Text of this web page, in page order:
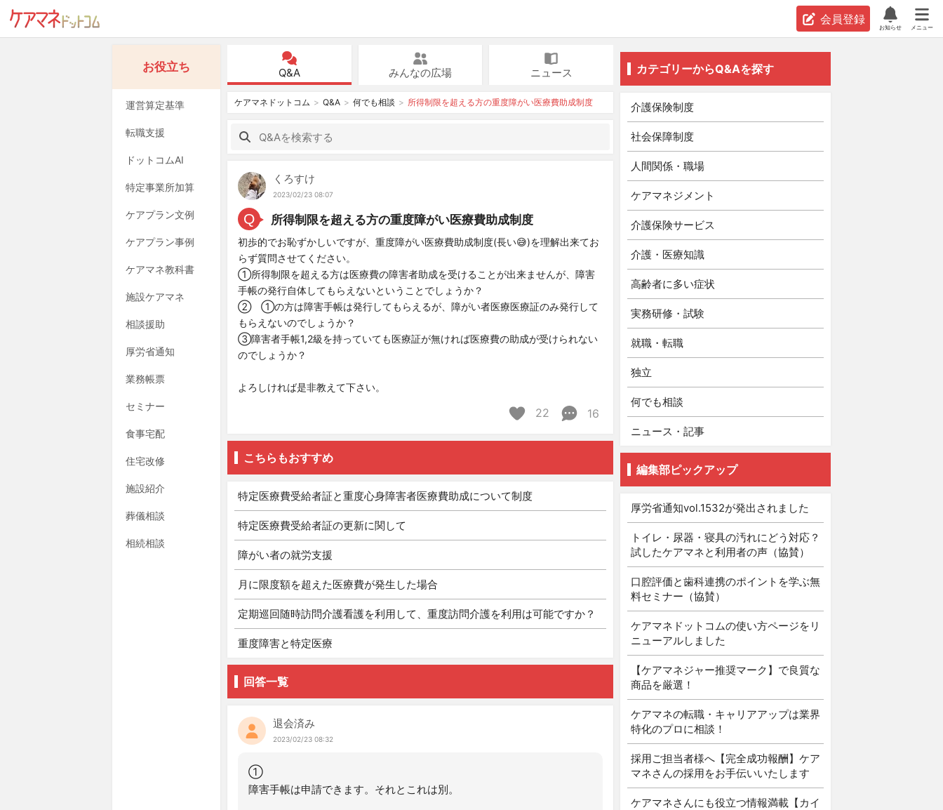
会員登録
お知らせ メニュー
お役立ち
運営算定基準
転職支援
ドットコムAI
特定事業所加算
ケアプラン文例
ケアプラン事例
ケアマネ教科書
施設ケアマネ
相談援助
厚労省通知
業務帳票
セミナー
食事宅配
住宅改修
施設紹介
葬儀相談
相続相談
Q&A みんなの広場 ニュース
ケアマネドットコム Q&A 何でも相談 所得制限を超える方の重度障がい医療費助成制度
くろすけ
2023/02/23 08:07
Q 所得制限を超える方の重度障がい医療費助成制度
初歩的でお恥ずかしいですが、重度障がい医療費助成制度(長い😅)を理解出来てお
らず質問させてください。
①所得制限を超える方は医療費の障害者助成を受けることが出来ませんが、障害
手帳の発行自体してもらえないということでしょうか？
② ①の方は障害手帳は発行してもらえるが、障がい者医療医療証のみ発行して
もらえないのでしょうか？
③障害者手帳1,2級を持っていても医療証が無ければ医療費の助成が受けられない
のでしょうか？
よろしければ是非教えて下さい。
22 16
こちらもおすすめ
特定医療費受給者証と重度心身障害者医療費助成について制度
特定医療費受給者証の更新に関して
障がい者の就労支援
月に限度額を超えた医療費が発生した場合
定期巡回随時訪問介護看護を利用して、重度訪問介護を利用は可能ですか？
重度障害と特定医療
回答一覧
退会済み
2023/02/23 08:32
①
障害手帳は申請できます。それとこれは別。
カテゴリーからQ&Aを探す
介護保険制度
社会保障制度
人間関係・職場
ケアマネジメント
介護保険サービス
介護・医療知識
高齢者に多い症状
実務研修・試験
就職・転職
独立
何でも相談
ニュース・記事
編集部ピックアップ
厚労省通知vol.1532が発出されました
トイレ・尿器・寝具の汚れにどう対応？
試したケアマネと利用者の声（協賛）
口腔評価と歯科連携のポイントを学ぶ無
料セミナー（協賛）
ケアマネドットコムの使い方ページをリ
ニューアルしました
【ケアマネジャー推奨マーク】で良質な
商品を厳選！
ケアマネの転職・キャリアアップは業界
特化のプロに相談！
採用ご担当者様へ【完全成功報酬】ケア
マネさんの採用をお手伝いいたします
ケアマネさんにも役立つ情報満載【カイ